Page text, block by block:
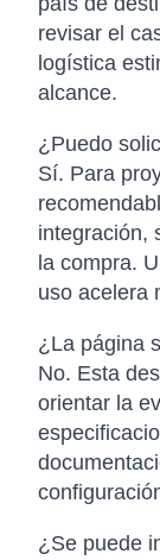
revisar el
logística
alcance.
¿Puedo
Sí. Para
integración,
la compra.
uso acelera
¿La página
No. Esta
orientar la
¿Se puede